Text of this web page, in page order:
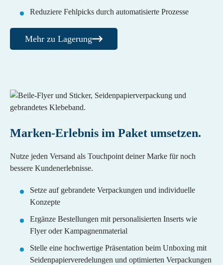
Reduziere Fehlpicks durch automatisierte Prozesse
Mehr zu Lagerung
Marken-Erlebnis im Paket umsetzen.
Nutze jeden Versand als Touchpoint deiner Marke für noch
bessere Kundenerlebnisse.
Setze auf gebrandete Verpackungen und individuelle
Konzepte
Ergänze Bestellungen mit personalisierten Inserts wie
Flyer oder Kampagnenmaterial
Stelle eine hochwertige Präsentation beim Unboxing mit
Seidenpapierveredelungen und optimierten Verpackungen